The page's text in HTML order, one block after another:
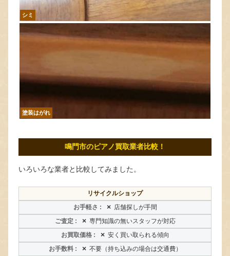
シミ
塗装はがれ
鳴門市のピアノ買取業者比較！
いろいろな業者と比較してみました。
リサイクルショップ
× 店舗探しが手間
× 専門知識の無いスタッフが対応
× 安く買い取られる傾向
× 不要（持ち込みの場合は交通費）